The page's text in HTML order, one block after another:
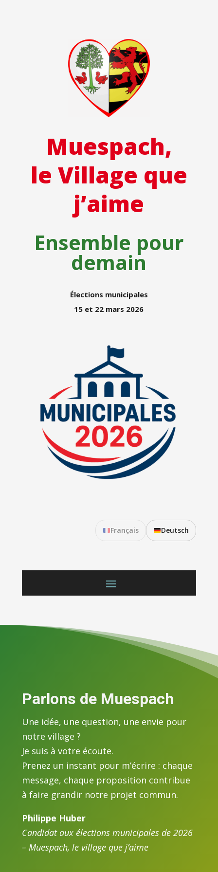
Muespach,
le Village que
j’aime
Ensemble pour
demain
Élections municipales
15 et 22 mars 2026
Français Deutsch
Parlons de Muespach
Une idée, une question, une envie pour
notre village ?
Je suis à votre écoute.
Prenez un instant pour m’écrire : chaque
message, chaque proposition contribue
à faire grandir notre projet commun.
Philippe Huber
Candidat aux élections municipales de 2026
– Muespach, le village que j’aime